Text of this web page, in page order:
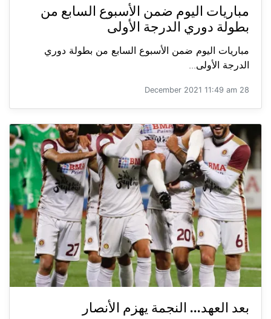
مباريات اليوم ضمن الأسبوع السابع من
بطولة دوري الدرجة الأولى
مباريات اليوم ضمن الأسبوع السابع من بطولة دوري
الدرجة الأولى...
28 December 2021 11:49 am
بعد العهد... النجمة يهزم الأنصار